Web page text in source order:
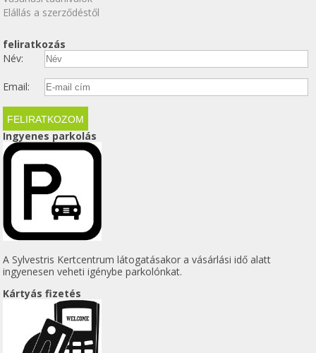
Elállás a szerződéstől
feliratkozás
Név:
Email:
Ingyenes parkolás
A Sylvestris Kertcentrum látogatásakor a vásárlási idő alatt
ingyenesen veheti igénybe parkolónkat.
Kártyás fizetés